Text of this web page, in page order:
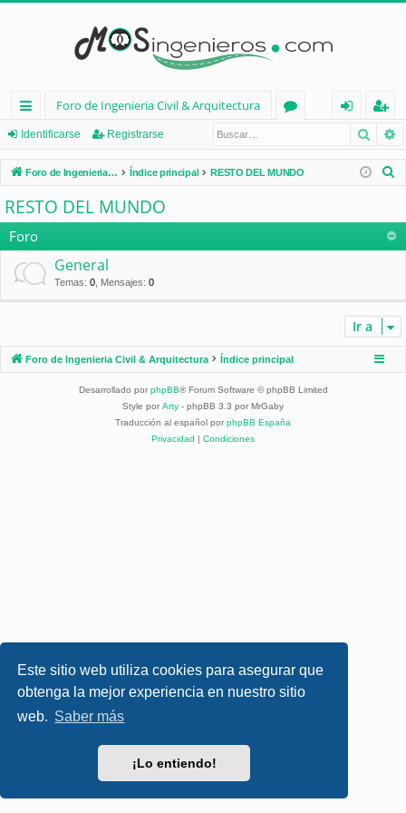
Este sitio web utiliza cookies para asegurar que
obtenga la mejor experiencia en nuestro sitio
web. Saber más
¡Lo entiendo!
nl
ac
es
rá
pi
d
os
Foro de Ingenieria Civil & Arquitectura
os
nt
ifi
eg
ist
ra
Identificarse Registrarse
Foro de Ingenieria Civil & Arquitectura Índice principal RESTO DEL MUNDO
a
RESTO DEL MUNDO
Foro
General
Temas: 0 Mensajes: 0
Ir a
Foro de Ingenieria Civil & Arquitectura Índice principal
Desarrollado por phpBB® Forum Software © phpBB Limited
Style por Arty - phpBB 3.3 por MrGaby
Traducción al español por phpBB España
Privacidad | Condiciones